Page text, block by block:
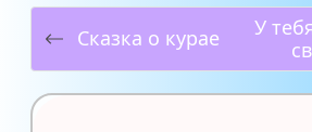
Сказка о курае
У